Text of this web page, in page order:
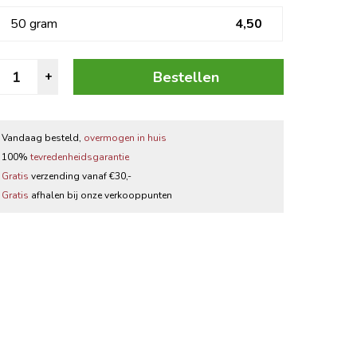
50 gram 4,50
Peperkorrel
Groen
+ Bestellen
Vandaag besteld, overmogen in huis
100%tevredenheidsgarantie
Gratis verzending vanaf €30,-
Gratis afhalen bij onze verkooppunten